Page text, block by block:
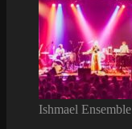
Ishmael Ensemble